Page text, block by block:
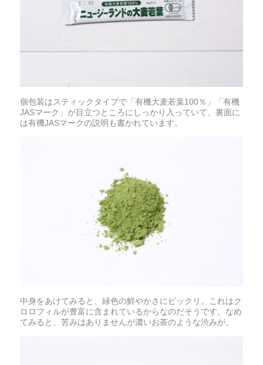
個包装はスティックタイプで「有機大麦若葉100％」「有機
JASマーク」が目立つところにしっかり入っていて、裏面に
は有機JASマークの説明も書かれています。
中身をあけてみると、緑色の鮮やかさにビックリ。これはク
ロロフィルが豊富に含まれているからなのだそうです。なめ
てみると、苦みはありませんが濃いお茶のような渋みが。